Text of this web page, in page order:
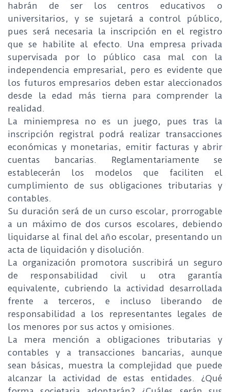
habrán de ser los centros educativos o
universitarios, y se sujetará a control público,
pues será necesaria la inscripción en el registro
que se habilite al efecto. Una empresa privada
supervisada por lo público casa mal con la
independencia empresarial, pero es evidente que
los futuros empresarios deben estar aleccionados
desde la edad más tierna para comprender la
realidad.
La miniempresa no es un juego, pues tras la
inscripción registral podrá realizar transacciones
económicas y monetarias, emitir facturas y abrir
cuentas bancarias. Reglamentariamente se
establecerán los modelos que faciliten el
cumplimiento de sus obligaciones tributarias y
contables.
Su duración será de un curso escolar, prorrogable
a un máximo de dos cursos escolares, debiendo
liquidarse al final del año escolar, presentando un
acta de liquidación y disolución.
La organización promotora suscribirá un seguro
de responsabilidad civil u otra garantía
equivalente, cubriendo la actividad desarrollada
frente a terceros, e incluso liberando de
responsabilidad a los representantes legales de
los menores por sus actos y omisiones.
La mera mención a obligaciones tributarias y
contables y a transacciones bancarias, aunque
sean básicas, muestra la complejidad que puede
alcanzar la actividad de estas entidades. ¿Qué